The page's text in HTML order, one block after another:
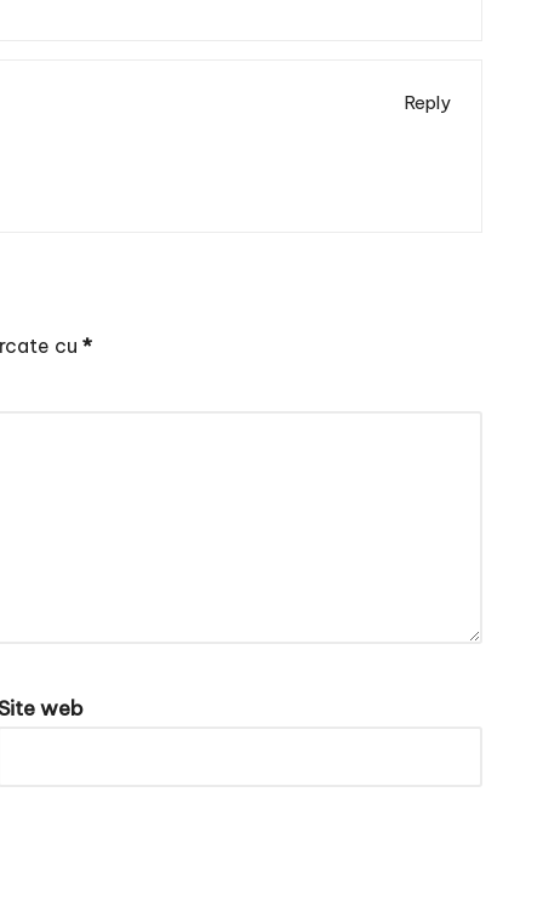
Reply
cu *
web